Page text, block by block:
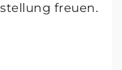
freuen.